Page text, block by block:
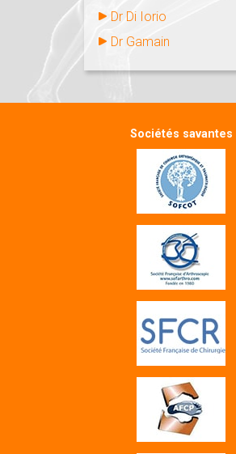
Dr Di Iorio
Dr Gamain
Sociétés savantes